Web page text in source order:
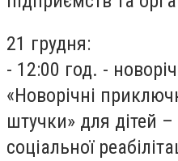
21 грудня:
- 12:00 год. -
«Новорічні
штучки» для дітей –
соціальної